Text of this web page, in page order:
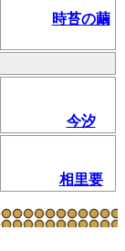
時苔の繭
今汐
相里要